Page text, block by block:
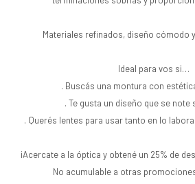
Materiales refinados, diseño cómodo
Ideal para vos si…
. Buscás una montura con
. Te gusta un diseño que se note
. Querés lentes para usar tanto en lo
¡Acercate a la óptica y obtené un 25% de
No acumulable a otras